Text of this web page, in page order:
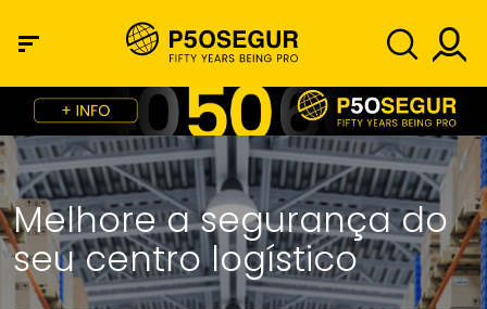
Melhore a segurança do
seu centro logístico